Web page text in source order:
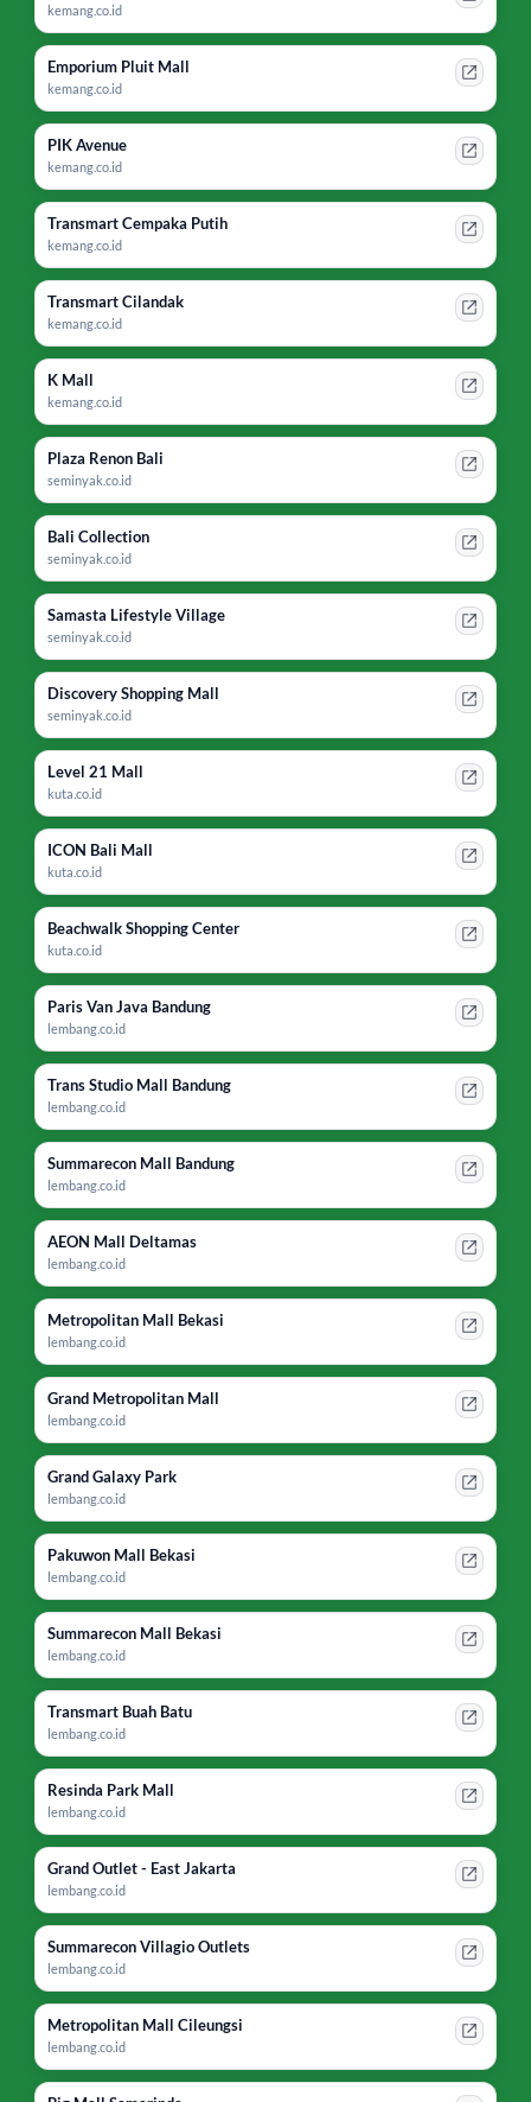
kemang.co.id
Emporium Pluit Mall
kemang.co.id
PIK Avenue
kemang.co.id
Transmart Cempaka Putih
kemang.co.id
Transmart Cilandak
kemang.co.id
K Mall
kemang.co.id
Plaza Renon Bali
seminyak.co.id
Bali Collection
seminyak.co.id
Samasta Lifestyle Village
seminyak.co.id
Discovery Shopping Mall
seminyak.co.id
Level 21 Mall
kuta.co.id
ICON Bali Mall
kuta.co.id
Beachwalk Shopping Center
kuta.co.id
Paris Van Java Bandung
lembang.co.id
Trans Studio Mall Bandung
lembang.co.id
Summarecon Mall Bandung
lembang.co.id
AEON Mall Deltamas
lembang.co.id
Metropolitan Mall Bekasi
lembang.co.id
Grand Metropolitan Mall
lembang.co.id
Grand Galaxy Park
lembang.co.id
Pakuwon Mall Bekasi
lembang.co.id
Summarecon Mall Bekasi
lembang.co.id
Transmart Buah Batu
lembang.co.id
Resinda Park Mall
lembang.co.id
Grand Outlet - East Jakarta
lembang.co.id
Summarecon Villagio Outlets
lembang.co.id
Metropolitan Mall Cileungsi
lembang.co.id